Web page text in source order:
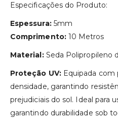
Especificações do Produto:
Espessura:5mm
Comprimento:10 Metros
Material:Seda Polipropileno
Proteção UV:Equipada com
densidade, garantindo
prejudiciais do sol. Ideal para
garantindo durabilidade sob